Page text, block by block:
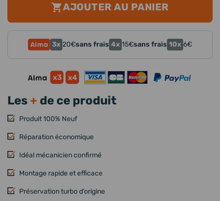
Les+ de ce produit
Produit 100% Neuf
Réparation économique
Idéal mécanicien confirmé
Montage rapide et efficace
Préservation turbo d’origine
AJOUTER AU PANIER
3x 20€sans frais 4x 15€sans frais 10x 6€